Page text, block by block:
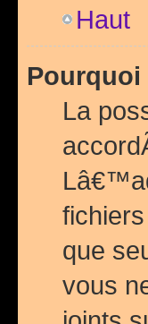
Haut
La
que
vous